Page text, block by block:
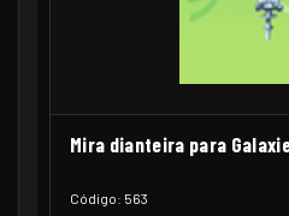
Mira dianteira para
Código: 563